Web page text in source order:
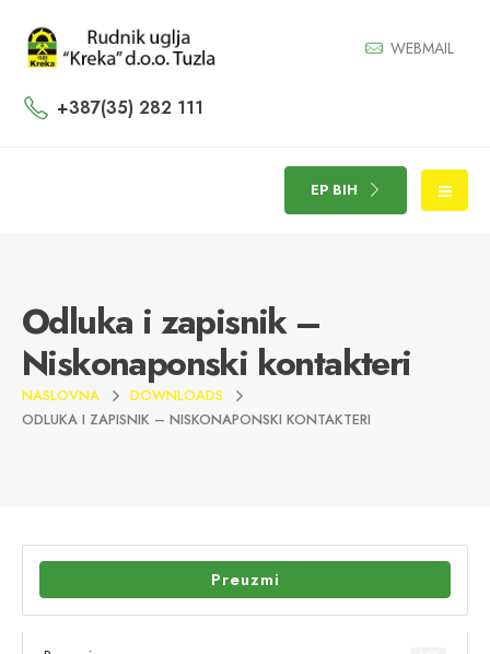
WEBMAIL
+387(35) 282 111
EP BIH
Odluka i zapisnik –
Niskonaponski kontakteri
NASLOVNA
DOWNLOADS
ODLUKA I ZAPISNIK – NISKONAPONSKI KONTAKTERI
Preuzmi